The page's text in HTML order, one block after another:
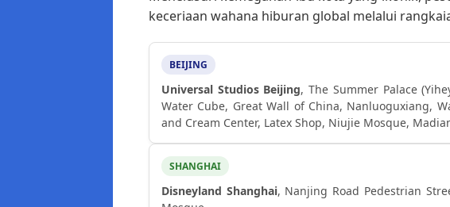
keceriaan wahana hiburan global melalui
BEIJING
Universal Studios Beijing, The Summer Palace
Water Cube, Great Wall of China, Nanluoguxiang,
and Cream Center, Latex Shop, Niujie Mosque,
SHANGHAI
Disneyland Shanghai, Nanjing Road Pedestrian